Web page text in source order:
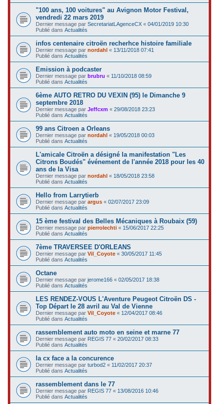
"100 ans, 100 voitures" au Avignon Motor Festival,
vendredi 22 mars 2019
Dernier message parSecretariatLAgenceCX «04/01/2019 10:30
Publié dansActualités
infos centenaire citroën recherhce histoire familiale
Dernier message parnordahl « 13/11/2018 07:41
Publié dansActualités
Emission à podcaster
Dernier message parbrubru « 11/10/2018 08:59
Publié dansActualités
6ème AUTO RETRO DU VEXIN (95) le Dimanche 9
septembre 2018
Dernier message parJeffcxm «29/08/2018 23:23
Publié dansActualités
99 ans Citroen a Orleans
Dernier message parnordahl « 19/05/2018 00:03
Publié dansActualités
L'amicale Citroën a désigné la manifestation "Les
Citrons Boudés" événement de l'année 2018 pour les 40
ans de la Visa
Dernier message parnordahl « 18/05/2018 23:58
Publié dansActualités
Hello from Larrytierb
Dernier message parargus «02/07/2017 23:09
Publié dansActualités
15 ème festival des Belles Mécaniques à Roubaix (59)
Dernier message parpierrolechti « 15/06/2017 22:25
Publié dansActualités
7ème TRAVERSEE D'ORLEANS
Dernier message parVil_Coyote «30/05/2017 11:45
Publié dansActualités
Octane
Dernier message parjerome166 «02/05/2017 18:38
Publié dansActualités
LES RENDEZ-VOUS L'Aventure Peugeot Citroën DS -
Top Départ le 28 avril au Val de Vienne
Dernier message parVil_Coyote « 12/04/2017 08:46
Publié dansActualités
rassemblement auto moto en seine et marne 77
Dernier message par REGIS 77 «20/02/2017 08:33
Publié dansActualités
la cx face a la concurence
Dernier message parturbod2 « 11/02/2017 20:37
Publié dansActualités
rassemblement dans le 77
Dernier message par REGIS 77 « 13/08/2016 10:46
Publié dansActualités